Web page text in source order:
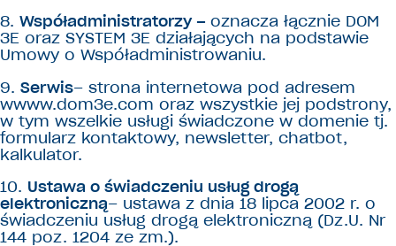
8. Współadministratorzy – oznacza łącznie DOM
3E oraz SYSTEM 3E działających na podstawie
Umowy o Współadministrowaniu.
9. Serwis– strona internetowa pod adresem
wwww.dom3e.com oraz wszystkie jej podstrony,
w tym wszelkie usługi świadczone w domenie tj.
formularz kontaktowy, newsletter, chatbot,
kalkulator.
10. Ustawa o świadczeniu usług drogą
elektroniczną– ustawa z dnia 18 lipca 2002 r. o
świadczeniu usług drogą elektroniczną (Dz.U. Nr
144 poz. 1204 ze zm.).